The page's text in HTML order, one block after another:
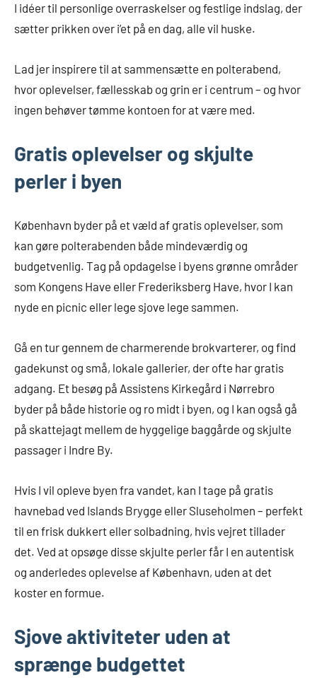
I idéer til personlige overraskelser og festlige indslag, der
sætter prikken over i’et på en dag, alle vil huske.
Lad jer inspirere til at sammensætte en polterabend,
hvor oplevelser, fællesskab og grin er i centrum – og hvor
ingen behøver tømme kontoen for at være med.
Gratis oplevelser og skjulte
perler i byen
København byder på et væld af gratis oplevelser, som
kan gøre polterabenden både mindeværdig og
budgetvenlig. Tag på opdagelse i byens grønne områder
som Kongens Have eller Frederiksberg Have, hvor I kan
nyde en picnic eller lege sjove lege sammen.
Gå en tur gennem de charmerende brokvarterer, og find
gadekunst og små, lokale gallerier, der ofte har gratis
adgang. Et besøg på Assistens Kirkegård i Nørrebro
byder på både historie og ro midt i byen, og I kan også gå
på skattejagt mellem de hyggelige baggårde og skjulte
passager i Indre By.
Hvis I vil opleve byen fra vandet, kan I tage på gratis
havnebad ved Islands Brygge eller Sluseholmen – perfekt
til en frisk dukkert eller solbadning, hvis vejret tillader
det. Ved at opsøge disse skjulte perler får I en autentisk
og anderledes oplevelse af København, uden at det
koster en formue.
Sjove aktiviteter uden at
sprænge budgettet